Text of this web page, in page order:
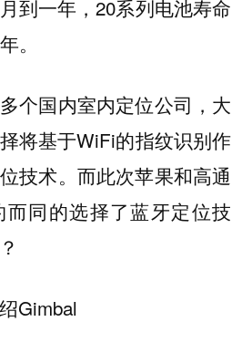
到一年，20系列电池寿命
。
个国内室内定位公司，大
将基于WiFi的指纹识别作
技术。而此次苹果和高通
同的选择了蓝牙定位技
Gimbal